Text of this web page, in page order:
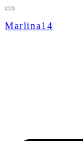
Marlina14